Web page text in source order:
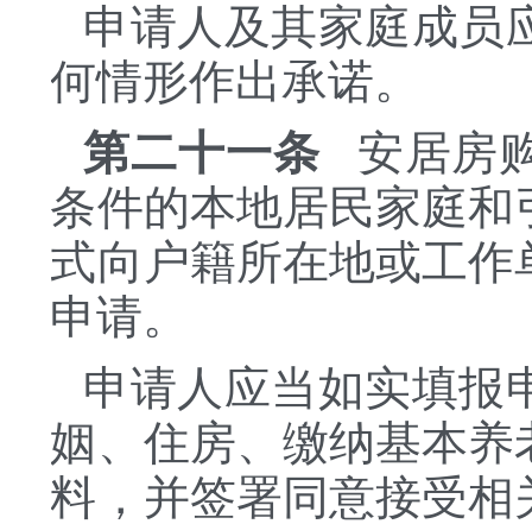
申请人及其家庭成员
何情形作出承诺。
第二十一条安居房购
条件的本地居民家庭
式向户籍所在地或工
申请。
申请人应当如实填报
姻、住房、缴纳基本
料，并签署同意接受